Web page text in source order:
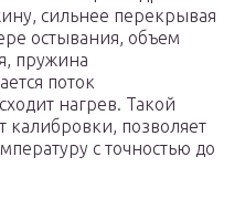
сильнее перекрывая
остывания, объем
пружина
поток
нагрев. Такой
калибровки, позволяет
с точностью до